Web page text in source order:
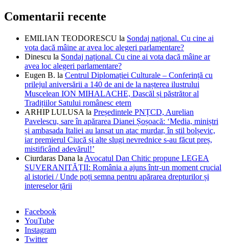
Comentarii recente
EMILIAN TEODORESCU la Sondaj național. Cu cine ai
vota dacă mâine ar avea loc alegeri parlamentare?
Dinescu la Sondaj național. Cu cine ai vota dacă mâine ar
avea loc alegeri parlamentare?
Eugen B. la Centrul Diplomației Culturale – Conferință cu
prilejul aniversării a 140 de ani de la nașterea ilustrului
Muscelean ION MIHALACHE, Dascăl și păstrător al
Tradițiilor Satului românesc etern
ARHIP LULUSA la Președintele PNȚCD, Aurelian
Pavelescu, sare în apărarea Dianei Șoșoacă: ‘Media, miniștri
și ambasada Italiei au lansat un atac murdar, în stil bolșevic,
iar premierul Ciucă și alte slugi nevrednice s-au făcut preș,
mistificând adevărul!’
Ciurdaras Dana la Avocatul Dan Chitic propune LEGEA
SUVERANITĂȚII: România a ajuns într-un moment crucial
al istoriei / Unde poți semna pentru apărarea drepturilor și
intereselor țării
Facebook
YouTube
Instagram
Twitter